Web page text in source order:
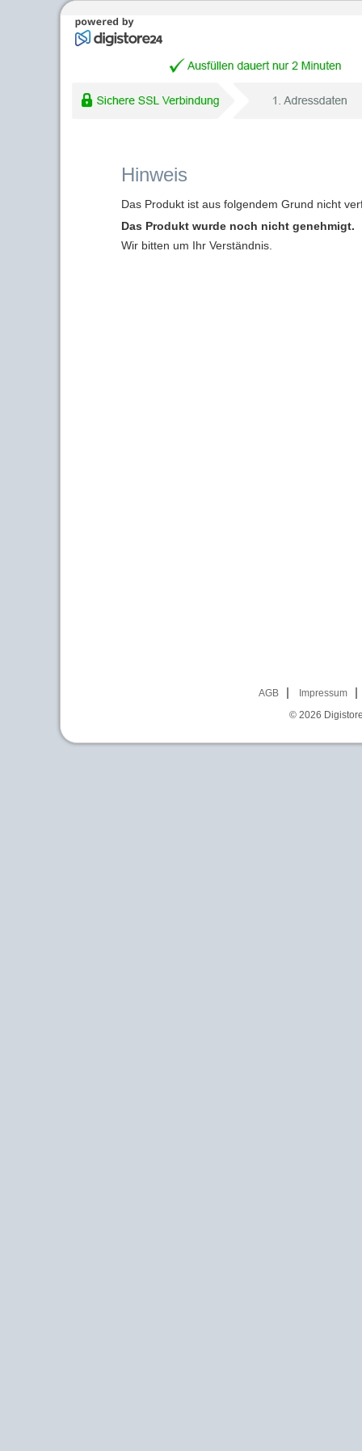
Hinweis
Das Produkt ist aus folgendem Grund nicht
Das Produkt wurde noch nicht genehmigt.
Wir bitten um Ihr Verständnis.
AGB
Impressum
© 2026